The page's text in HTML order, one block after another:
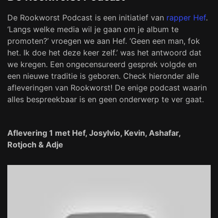
De Rookworst Podcast is een initiatief van rapper Hef.
‘Langs welke media wil je gaan om je album te
promoten?’ vroegen we aan Hef. ‘Geen een man, fok
het. Ik doe het deze keer zelf.’ was het antwoord dat
we kregen. Een ongecensureerd gesprek volgde en
een nieuwe traditie is geboren. Check hieronder alle
afleveringen van Rookworst! De enige podcast waarin
alles bespreekbaar is en geen onderwerp te ver gaat.
Aflevering 1 met Hef, Josylvio, Kevin, Ashafar,
Rotjoch & Adje